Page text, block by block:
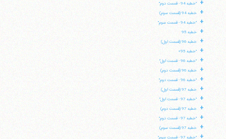
+ "خطبه 94 - قسمت دوم"
+ خطبه 94 (قسمت سوم)
+ "خطبه 94 - قسمت سوم"
+ خطبه 95
+ خطبه 96 (قسمت اول)
+ "خطبه 95»
+ "خطبه 96 - قسمت اول"
+ خطبه 96 (قسمت دوم)
+ "خطبه 96 - قسمت دوم"
+ خطبه 97 (قسمت اول)
+ "خطبه 97 - قسمت اول"
+ خطبه 97 (قسمت دوم)
+ "خطبه 97 - قسمت دوم"
+ خطبه 97 (قسمت سوم)
+ "خطبه 97 - قسمت سوم"